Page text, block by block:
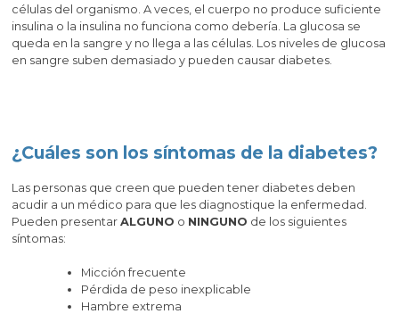
células del organismo. A veces, el cuerpo no produce suficiente
insulina o la insulina no funciona como debería. La glucosa se
queda en la sangre y no llega a las células. Los niveles de glucosa
en sangre suben demasiado y pueden causar diabetes.
¿Cuáles son los síntomas de la diabetes?
Las personas que creen que pueden tener diabetes deben
acudir a un médico para que les diagnostique la enfermedad.
Pueden presentar ALGUNO o NINGUNO de los siguientes
síntomas:
Micción frecuente
Pérdida de peso inexplicable
Hambre extrema